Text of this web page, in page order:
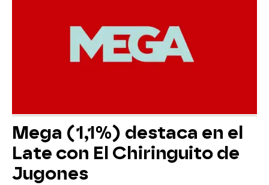
Mega (1,1%) destaca en el
Late con El Chiringuito de
Jugones